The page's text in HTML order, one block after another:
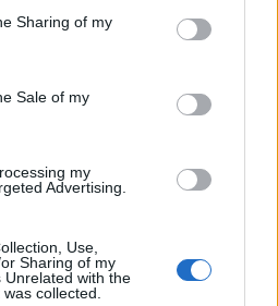
Sharing of my
Sale of my
my
Advertising.
Use,
Sharing of my
Unrelated with the
collected.